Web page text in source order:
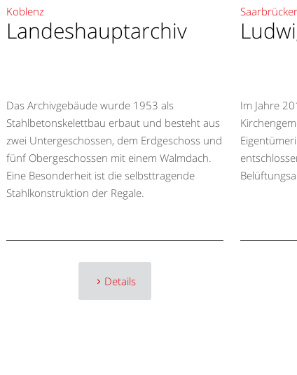
Koblenz
Landeshauptarchiv
Das Archivgebäude wurde 1953 als
Stahlbetonskelettbau erbaut und besteht aus
zwei Untergeschossen, dem Erdgeschoss und
fünf Obergeschossen mit einem Walmdach.
Eine Besonderheit ist die selbsttragende
Stahlkonstruktion der Regale.
Im Jahre
Details